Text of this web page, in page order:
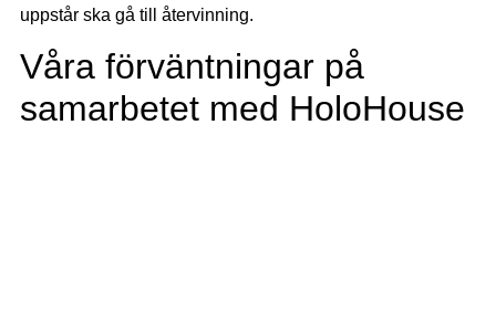
uppstår ska gå till återvinning.
Våra förväntningar på
samarbetet med HoloHouse